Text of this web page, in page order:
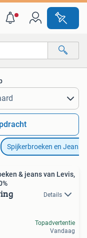
Spijkerbroeken en Jeans
& jeans van Levis,
Details
Topadvertentie
Vandaag